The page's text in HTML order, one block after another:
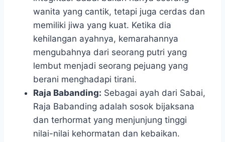
wanita yang cantik, tetapi juga cerdas dan
memiliki jiwa yang kuat. Ketika dia
kehilangan ayahnya, kemarahannya
mengubahnya dari seorang putri yang
lembut menjadi seorang pejuang yang
berani menghadapi tirani.
Raja Babanding: Sebagai ayah dari Sabai,
Raja Babanding adalah sosok bijaksana
dan terhormat yang menjunjung tinggi
nilai-nilai kehormatan dan kebaikan.